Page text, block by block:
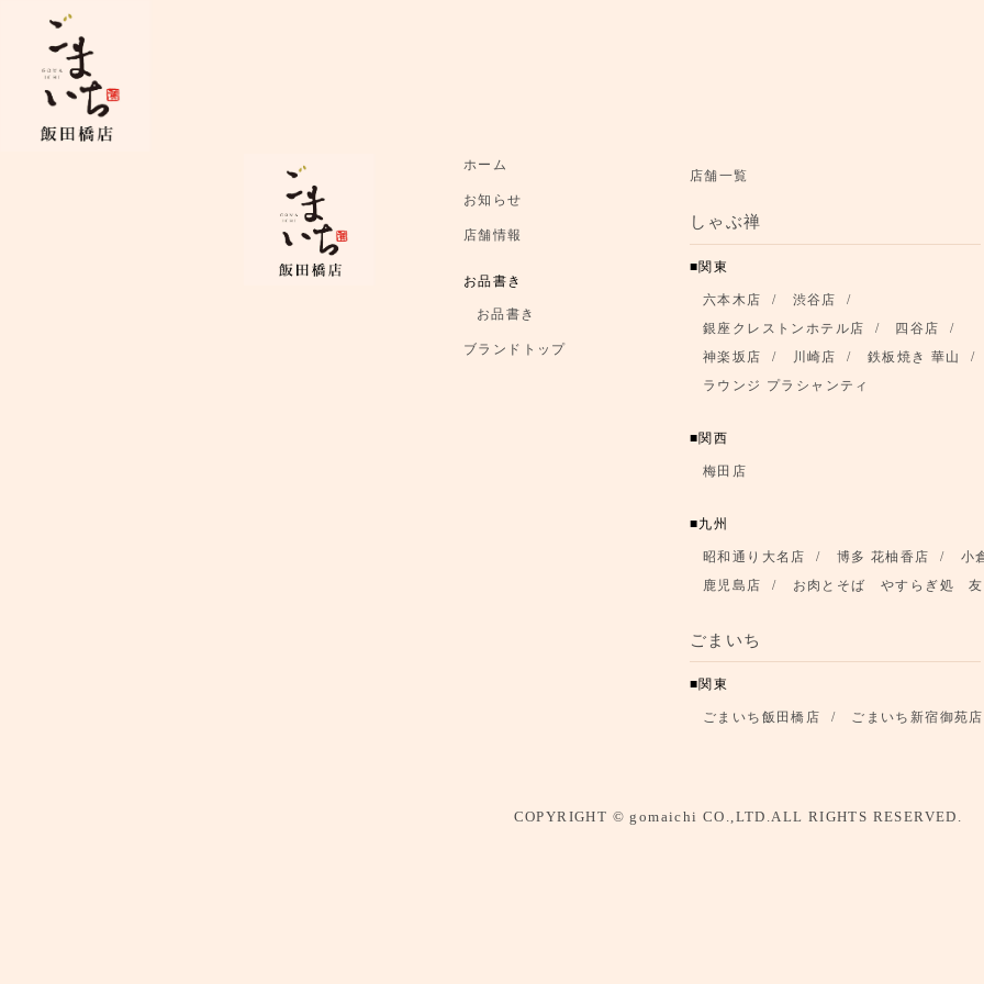
ブランドトップ
店舗情報
ホーム
お知らせ
店舗情報
お品書き
お品書き
ブランドトップ
店舗一覧
しゃぶ禅
関東
六本木店
渋谷店
銀座クレストンホテル店
四谷店
神楽坂店
川崎店
鉄板焼き 華山
ラウンジ プラシャンティ
関西
梅田店
九州
昭和通り大名店 博多 花柚香店
小
鹿児島店
お肉とそば やすらぎ処
ごまいち
関東
ごまいち飯田橋店 ごまいち新宿御苑店
COPYRIGHT © gomaichi CO.,LTD.ALL RIGHTS RESERVED.